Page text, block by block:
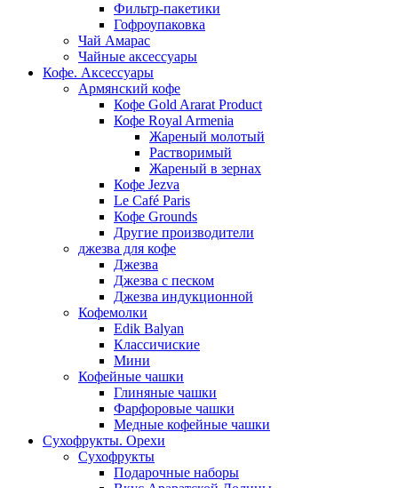
Фильтр-пакетики
Гофроупаковка
Чай Амарас
Чайные аксессуары
Кофе. Аксессуары
Армянский кофе
Кофе Gold Ararat Product
Кофе Royal Armenia
Жареный молотый
Растворимый
Жареный в зернах
Кофе Jezva
Le Café Paris
Кофе Grounds
Другие производители
джезва для кофе
Джезва
Джезва с песком
Джезва индукционной
Кофемолки
Edik Balyan
Классичиские
Мини
Кофейные чашки
Глиняные чашки
Фарфоровые чашки
Медные кофейные чашки
Сухофрукты. Орехи
Сухофрукты
Подарочные наборы